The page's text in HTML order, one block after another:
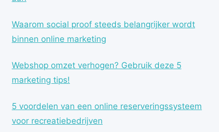
Waarom social proof steeds belangrijker wordt
binnen online marketing
Webshop omzet verhogen? Gebruik deze 5
marketing tips!
5 voordelen van een online reserveringssysteem
voor recreatiebedrijven